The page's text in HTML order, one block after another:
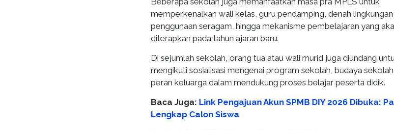
memperkenalkan wali kelas, guru pendamping, denah
penggunaan seragam, hingga mekanisme pembelajaran yang
diterapkan pada tahun ajaran baru.
Di sejumlah sekolah, orang tua atau wali murid juga diundang
mengikuti sosialisasi mengenai program sekolah, budaya
peran keluarga dalam mendukung proses belajar peserta didik.
Baca Juga: Link Pengajuan Akun SPMB DIY 2026 Dibuka:
Lengkap Calon Siswa